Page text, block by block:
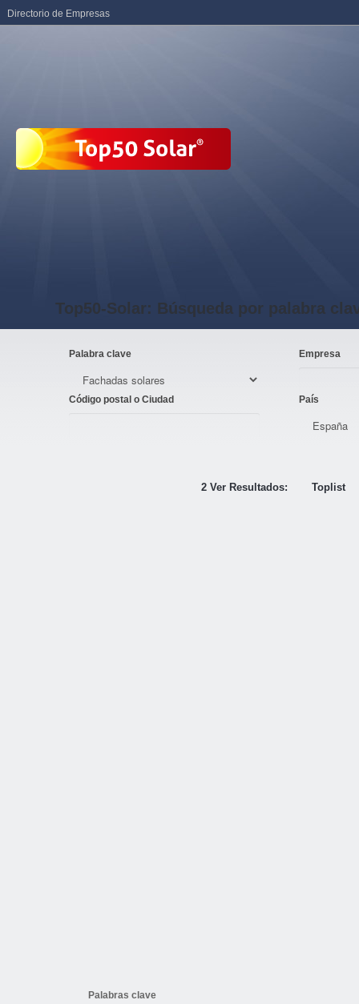
Top50-Solar: Búsqueda por palabra
Palabra clave Empresa
Código postal o Ciudad País
2 Ver Resultados: Toplist
Palabras clave
Directorio de Empresas